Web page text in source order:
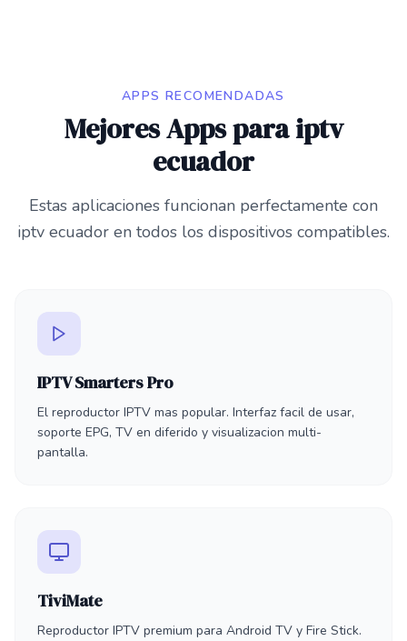
APPS RECOMENDADAS
Mejores Apps para iptv
ecuador
Estas aplicaciones funcionan perfectamente con
iptv ecuador en todos los dispositivos compatibles.
IPTV Smarters Pro
El reproductor IPTV mas popular. Interfaz facil de usar,
soporte EPG, TV en diferido y visualizacion multi-
pantalla.
TiviMate
Reproductor IPTV premium para Android TV y Fire Stick.